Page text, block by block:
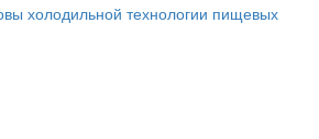
холодильной технологии пищевых